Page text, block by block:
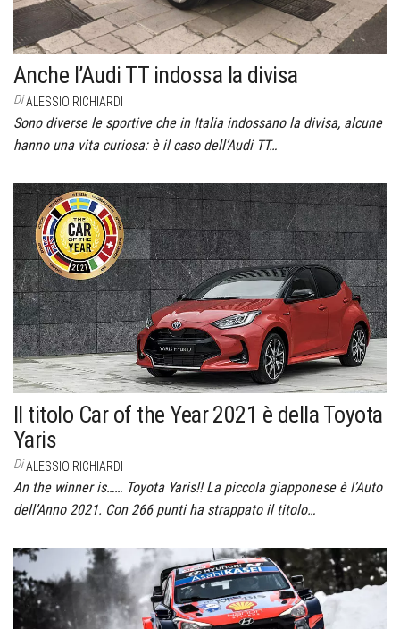
Anche l’Audi TT indossa la divisa
DiALESSIO RICHIARDI
Sono diverse le sportive che in Italia indossano la divisa, alcune
hanno una vita curiosa: è il caso dell’Audi TT…
Il titolo Car of the Year 2021 è della Toyota
Yaris
DiALESSIO RICHIARDI
An the winner is…… Toyota Yaris!! La piccola giapponese è l’Auto
dell’Anno 2021. Con 266 punti ha strappato il titolo…